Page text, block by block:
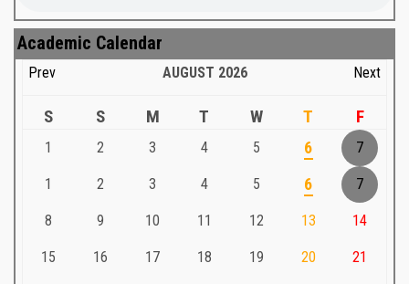
Academic Calendar
Prev AUGUST 2026 Next
S S M T W T F
1 2 3 4 5 6 7
1 2 3 4 5 6 7
8 9 10 11 12 13 14
15 16 17 18 19 20 21